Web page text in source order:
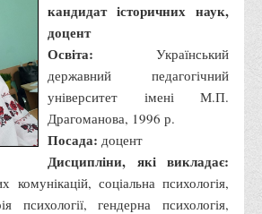
2026
освітніх програм
замовлення
вступних випробувань та співбесід
освітніх послуг на 2026-2027 н.р.
кандидат історичних наук,
доцент
Освіта: Український
державний педагогічний
університет імені М.П.
Драгоманова, 1996 р.
Посада: доцент
Дисципліни, які викладає:
комунікацій, соціальна психологія,
психології, гендерна психологія,